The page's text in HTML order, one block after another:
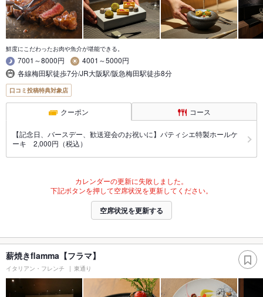
鮮度にこだわったお肉や魚介が堪能できる。
7001～8000円
4001～5000円
各線梅田駅徒歩7分/JR大阪駅/阪急梅田駅徒歩8分
口コミ投稿特典対象店
クーポン コース
【記念日、バースデー、歓送迎会のお祝いに】パティシエ特製ホールケ
ーキ 2,000円（税込）
カレンダーの更新に失敗しました。
下記ボタンを押して空席状況を更新してください。
空席状況を更新する
薪焼きflamma【フラマ】
イタリアン・フレンチ 東通り